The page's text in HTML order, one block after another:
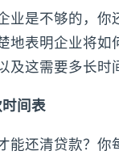
业是不够的，你
地表明企业将如
及这需要多长时
间表
能还清贷款？你